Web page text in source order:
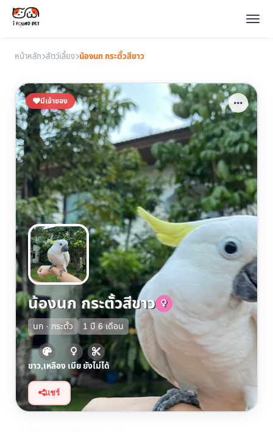
หน้าหลัก สัตว์เลี้ยง น้องนก กระตั้วสีขาว
มีเจ้าของ
น้องนก กระตั้วสีขาว
นก · กระตั้ว 1 ปี 6 เดือน
ขาว,เหลือง เมียยังไม่ได้
แชร์